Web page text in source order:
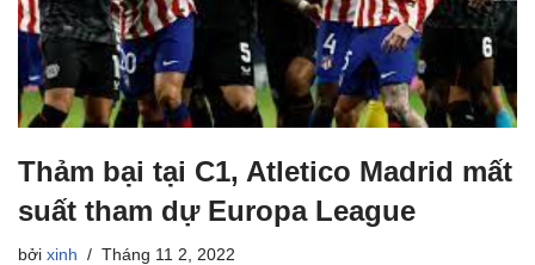
Thảm bại tại C1, Atletico Madrid mất
suất tham dự Europa League
bởi xinh Tháng 11 2, 2022